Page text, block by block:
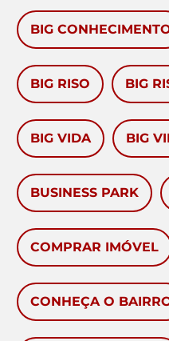
BIG
BIG RISO BIG
BIG VIDA BIG
BUSINESS PARK
COMPRAR IMÓVEL
CONHEÇA O